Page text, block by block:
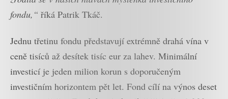
fondu,“ říká Patrik Tkáč.
Jednu třetinu fondu představují extrémně drahá vína v
ceně tisíců až desítek tisíc eur za lahev. Minimální
investicí je jeden milion korun s doporučeným
investičním horizontem pět let. Fond cílí na výnos deset